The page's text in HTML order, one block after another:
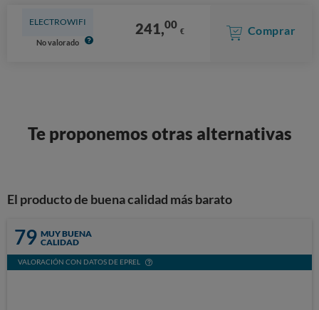
ELECTROWIFI
No valorado
241,00 € Comprar
Te proponemos otras alternativas
El producto de buena calidad más barato
79 MUY BUENA
CALIDAD
VALORACIÓN CON DATOS DE EPREL